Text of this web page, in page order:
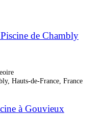
de Chambly
Hauts-de-France, France
à Gouvieux